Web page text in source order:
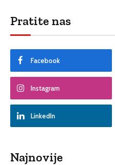
Pratite nas
Facebook
Instagram
LinkedIn
Najnovije